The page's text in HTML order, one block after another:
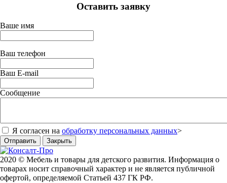
Оставить заявку
Ваше имя
Ваш телефон
Ваш E-mail
Сообщение
Я согласен на обработку персональных данных>
Отправить Закрыть
2020 © Мебель и товары для детского развития. Информация о
товарах носит справочный характер и не является публичной
офертой, определяемой Статьей 437 ГК РФ.